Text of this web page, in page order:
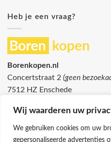
Wij waarderen uw
We gebruiken cookies om uw
gepersonaliseerde advertenties
Heb je een vraag?
Borenkopen.nl
Concertstraat 2 (geen
7512 HZ Enschede